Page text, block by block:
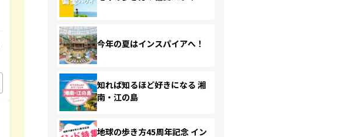
今年の夏はインスパイアへ！
知れば知るほど好きになる 湘
南・江の島
地球の歩き方45周年記念 イン